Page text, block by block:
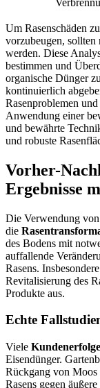
Um Rasenschäden
vorzubeugen, sollten
werden. Diese
bestimmen und
organische Dünger
kontinuierlich
Rasenproblemen
Anwendung einer
und bewährte
und robuste
Vorher-
Ergebnisse
Die Verwendung
die
des Bodens mit
auffallende
Rasens.
Revitalisierung des
Produkte aus.
Echte
Viele Kundenerfolge
Eisendünger.
Rückgang von Moos
Rasens gegen